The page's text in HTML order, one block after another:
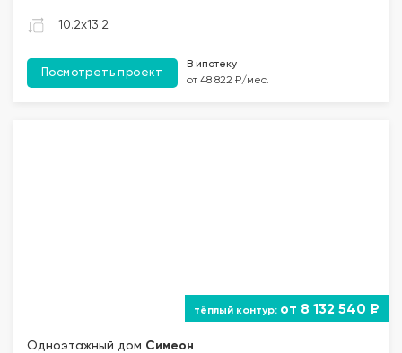
10.2x13.2
Посмотреть проект
В ипотеку
от 48 822 ₽/мес.
от 8 132 540 ₽
Одноэтажный дом Симеон